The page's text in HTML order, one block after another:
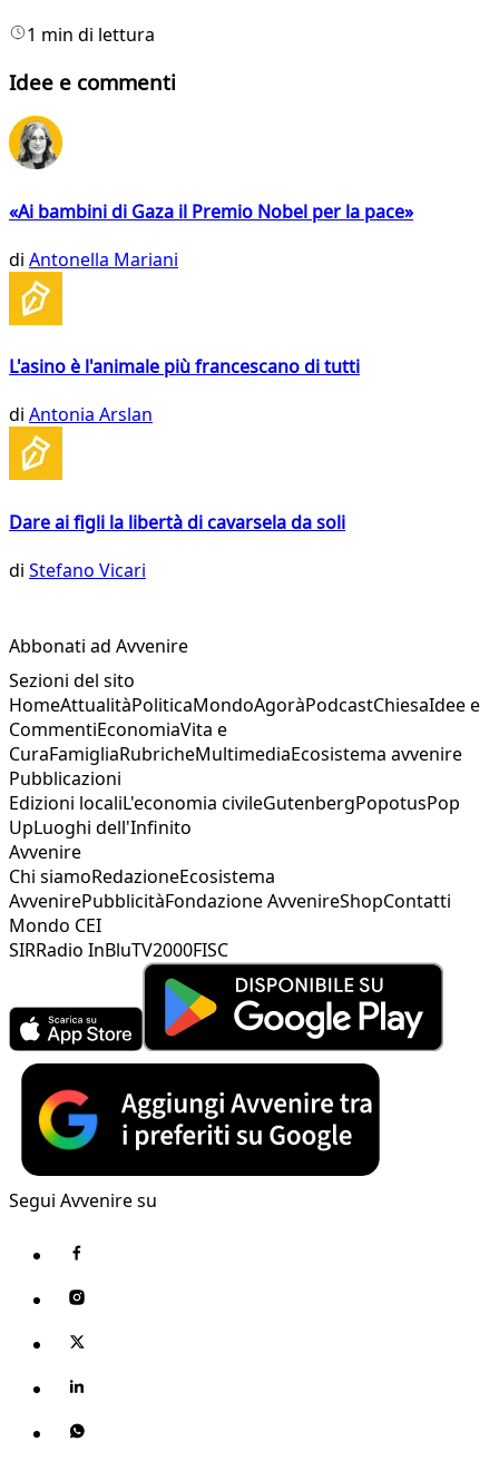
1 min di lettura
Idee e commenti
«Ai bambini di Gaza il Premio Nobel per la pace»
di Antonella Mariani
L'asino è l'animale più francescano di tutti
di Antonia Arslan
Dare ai figli la libertà di cavarsela da soli
di Stefano Vicari
Abbonati ad Avvenire
Sezioni del sito
HomeAttualitàPoliticaMondoAgoràPodcastChiesaIdee e
CommentiEconomiaVita e
CuraFamigliaRubricheMultimediaEcosistema avvenire
Pubblicazioni
Edizioni localiL'economia civileGutenbergPopotusPop
UpLuoghi dell'Infinito
Avvenire
Chi siamoRedazioneEcosistema
AvvenirePubblicitàFondazione AvvenireShopContatti
Mondo CEI
SIRRadio InBluTV2000FISC
Segui Avvenire su